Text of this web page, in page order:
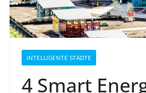
INTELLIGENTE STÄDTE
4 Smart